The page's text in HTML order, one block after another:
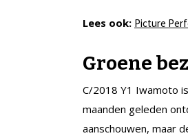
Lees ook: Picture
Groene
C/2018 Y1 Iwamoto
maanden geleden
aanschouwen, maar